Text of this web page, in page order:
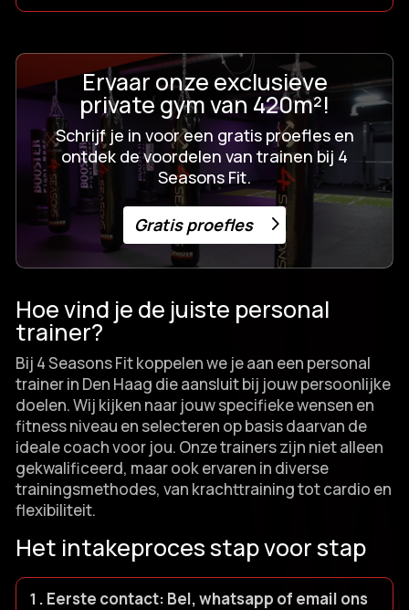
Ervaar onze exclusieve
private gym van 420m²!
Schrijf je in voor een gratis proefles en
ontdek de voordelen van trainen bij 4
Seasons Fit.
Gratis proefles
Hoe vind je de juiste personal
trainer?
Bij 4 Seasons Fit koppelen we je aan een personal
trainer in Den Haag die aansluit bij jouw persoonlijke
doelen.​ Wij kijken naar jouw specifieke wensen en
fitness niveau en selecteren op basis daarvan de
ideale coach voor jou.​ Onze trainers zijn niet alleen
gekwalificeerd, maar ook ervaren in diverse
trainingsmethodes, van krachttraining tot cardio en
flexibiliteit.​
Het intakeproces stap voor stap
Eerste contact: Bel, whatsapp of email ons